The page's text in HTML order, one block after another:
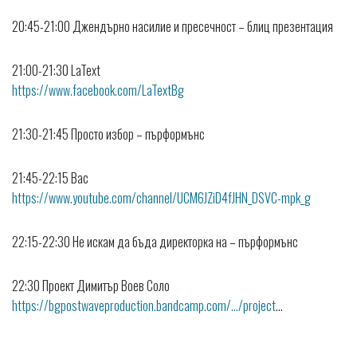
20:45-21:00 Джендърно насилие и пресечност – блиц презентация
21:00-21:30 LaText
https://www.facebook.com/LaTextBg
21:30-21:45 Просто избор – пърформънс
21:45-22:15 Вас
https://www.youtube.com/channel/UCM6JZiD4fJHN_DSVC-mpk_g
22:15-22:30 Не искам да бъда директорка на – пърформънс
22:30 Проект Димитър Воев Соло
https://bgpostwaveproduction.bandcamp.com/…/project…